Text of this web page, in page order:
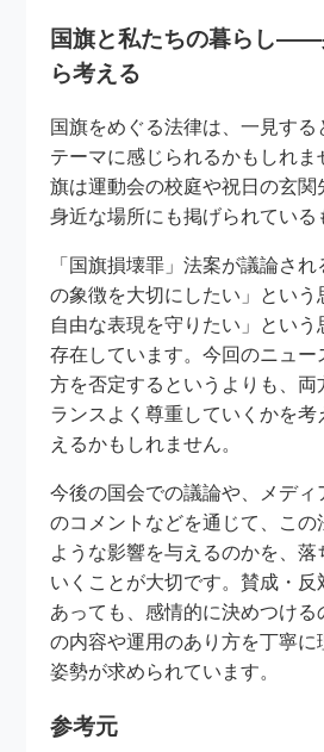
国旗と私たちの暮らし――
ら考える
国旗をめぐる法律は、一見する
テーマに感じられるかもしれま
旗は運動会の校庭や祝日の玄関
身近な場所にも掲げられている
「国旗損壊罪」法案が議論さ
の象徴を大切にしたい」という
自由な表現を守りたい」という
存在しています。今回のニュー
方を否定するというよりも、
ランスよく尊重していくかを考
えるかもしれません。
今後の国会での議論や、メディ
のコメントなどを通じて、この
ような影響を与えるのかを、落
いくことが大切です。賛成・反
あっても、感情的に決めつける
の内容や運用のあり方を丁寧に
姿勢が求められています。
参考元